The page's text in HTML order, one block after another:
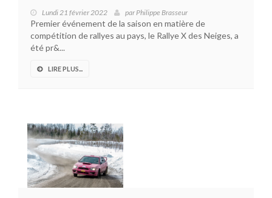
Lundi 21 février 2022 parPhilippe Brasseur
Premier événement de la saison en matière de
compétition de rallyes au pays, le Rallye X des Neiges, a
été pr&...
LIRE PLUS...